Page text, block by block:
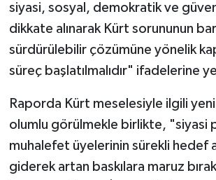
siyasi, sosyal, demokratik ve
dikkate alınarak Kürt sorununun
sürdürülebilir çözümüne yönelik
süreç başlatılmalıdır" ifadelerine
Raporda Kürt meselesiyle ilgili
olumlu görülmekle birlikte, "siyasi
muhalefet üyelerinin sürekli hedef
giderek artan baskılara maruz